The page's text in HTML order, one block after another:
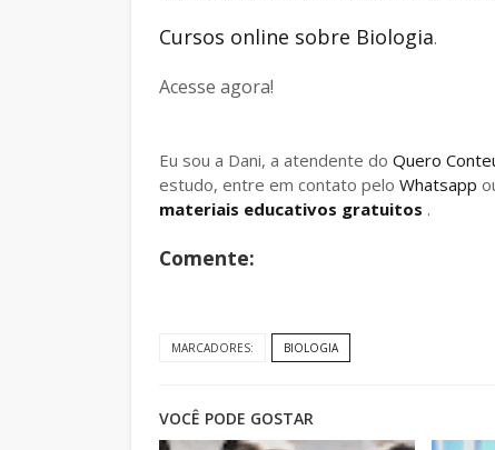
Cursos online sobre Biologia.
Acesse agora!
Eu sou a Dani, a atendente do Quero
estudo, entre em contato pelo Whatsapp
materiais educativos gratuitos .
Comente:
MARCADORES: BIOLOGIA
VOCÊ PODE GOSTAR